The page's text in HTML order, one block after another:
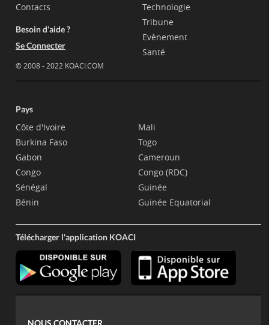
Contacts
Besoin d'aide ?
Se Connecter
© 2008 - 2022 KOACI.COM
Technologie
Tribune
Evènement
Santé
Pays
Côte d'Ivoire
Burkina Faso
Gabon
Congo
Sénégal
Bénin
Mali
Togo
Cameroun
Congo (RDC)
Guinée
Guinée Equatorial
Télécharger l'application KOACI